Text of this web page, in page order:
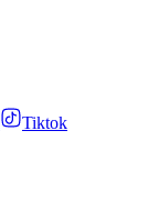
Tiktok